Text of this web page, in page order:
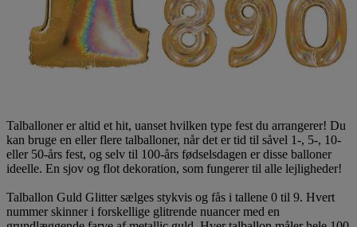
Talballoner er altid et hit, uanset hvilken type fest du arrangerer! Du
kan bruge en eller flere talballoner, når det er tid til såvel 1-, 5-, 10-
eller 50-års fest, og selv til 100-års fødselsdagen er disse balloner
ideelle. En sjov og flot dekoration, som fungerer til alle lejligheder!
Talballon Guld Glitter sælges stykvis og fås i tallene 0 til 9. Hvert
nummer skinner i forskellige glitrende nuancer med en